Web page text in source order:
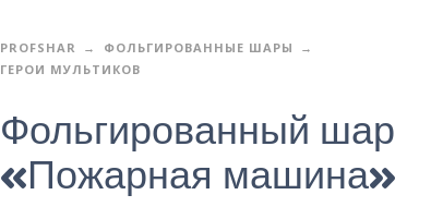
PROFSHAR
ФОЛЬГИРОВАННЫЕ ШАРЫ
ГЕРОИ МУЛЬТИКОВ
Фольгированный шар
«Пожарная машина»